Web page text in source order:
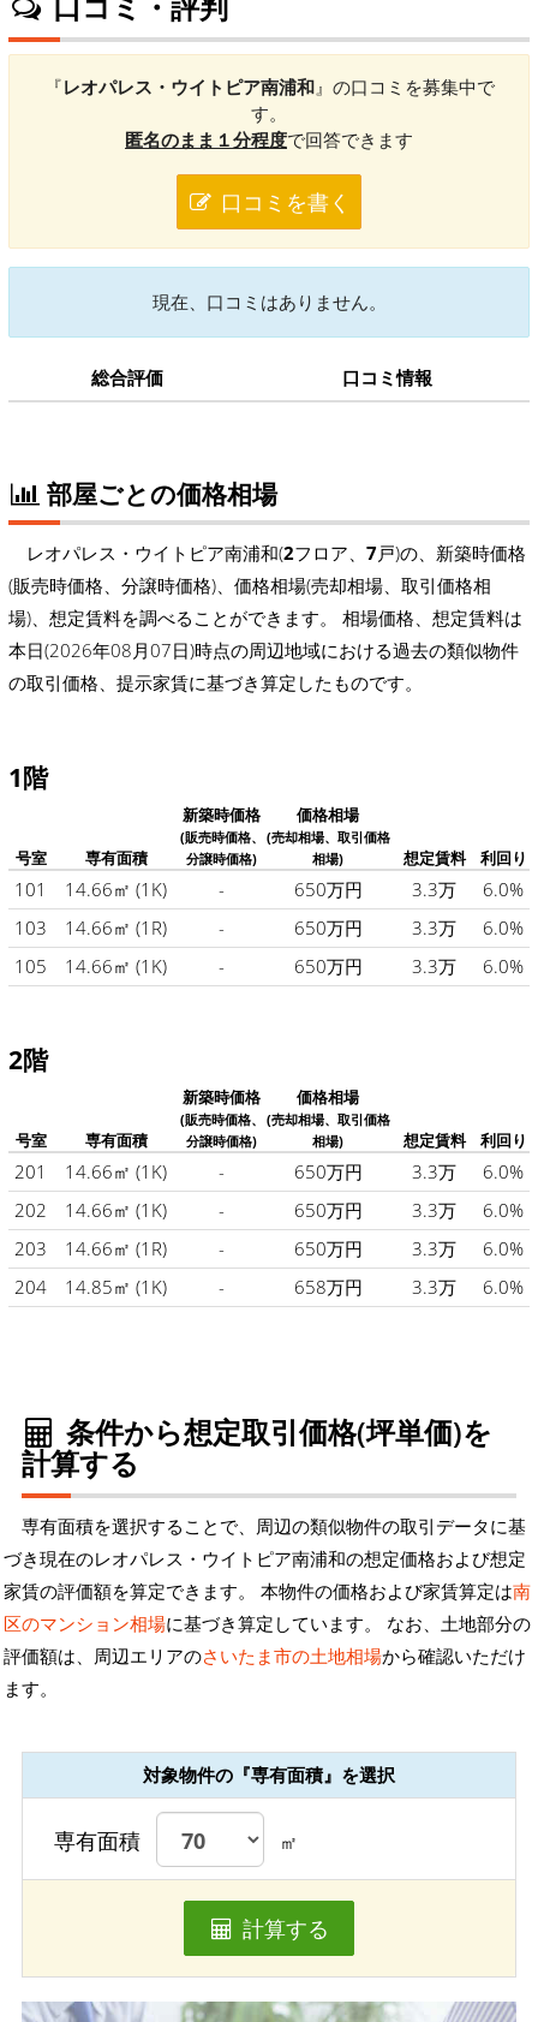
『レオパレス・ウイトピア南浦和』の口コミを募集中で
す。
匿名のまま１分程度で回答できます
口コミを書く
現在、口コミはありません。
総合評価 口コミ情報
部屋ごとの価格相場
レオパレス・ウイトピア南浦和(2フロア、 7戸)の、新築時価格
(販売時価格、分譲時価格)、価格相場(売却相場、取引価格相
場)、想定賃料を調べることができます。 相場価格、想定賃料は
本日(2026年08月07日)時点の周辺地域における過去の類似物件
の取引価格、提示家賃に基づき算定したものです。
1階
号室 専有面積
新築時価格
(販売時価格、
分譲時価格)
価格相場
(売却相場、取引価格
相場)
想定賃料 利回り
101 14.66㎡ (1K) - 650万円 3.3万
6.0%
103
14.66㎡ (1R) - 650万円 3.3万
6.0%
105
14.66㎡ (1K) - 650万円 3.3万 6.0%
2階
号室 専有面積
新築時価格
(販売時価格、
分譲時価格)
価格相場
(売却相場、取引価格
相場)
想定賃料 利回り
201 14.66㎡ (1K) - 650万円 3.3万
6.0%
202
14.66㎡ (1K) - 650万円 3.3万
6.0%
203
14.66㎡ (1R) - 650万円 3.3万
6.0%
204
14.85㎡ (1K) - 658万円 3.3万 6.0%
条件から想定取引価格(坪単価)を
計算する
専有面積を選択することで、周辺の類似物件の取引データに基
づき現在のレオパレス・ウイトピア南浦和の想定価格および想定
家賃の評価額を算定できます。 本物件の価格および家賃算定は南
区のマンション相場に基づき算定しています。 なお、土地部分の
評価額は、周辺エリアのさいたま市の土地相場から確認いただけ
ます。
対象物件の『専有面積』を選択
専有面積 ㎡
計算する